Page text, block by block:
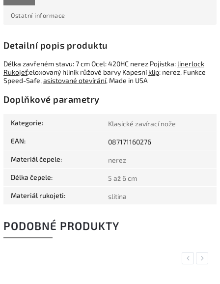
Ostatní informace
Detailní popis produktu
Délka zavřeném stavu: 7 cm Ocel: 420HC nerez Pojistka: linerlock
Rukojeť:eloxovaný hliník růžové barvy Kapesníklip: nerez, Funkce
Speed-Safe,asistované otevírání, Made in USA
Doplňkové parametry
Kategorie: Klasické zavírací nože
EAN: 087171160276
Materiál čepele: nerez
Délka čepele: 5 až 6 cm
Materiál rukojeti: slitina
PODOBNÉ PRODUKTY
Previous
Next